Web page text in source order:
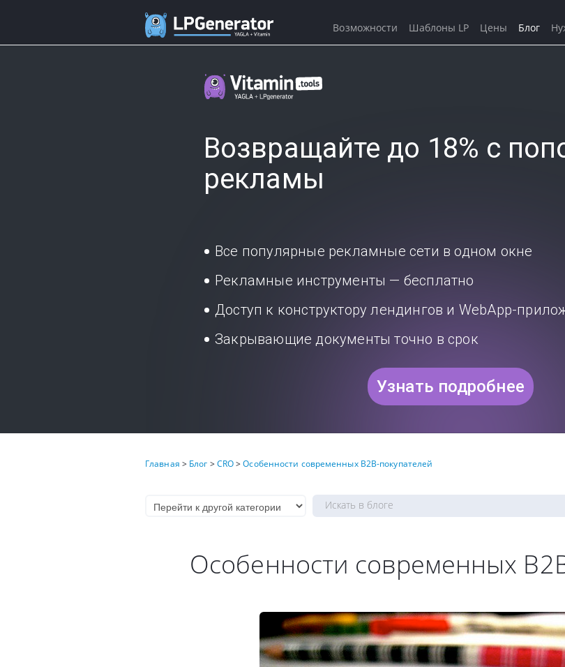
Возвращайте до 18% с
рекламы
Все популярные рекламные сети в одном окне
Рекламные инструменты — бесплатно
Доступ к конструктору лендингов и WebApp-
Закрывающие документы точно в срок
Узнать подробнее
Главная > Блог >CRO>Особенности современных B2B-покупателей
Особенности современных
Возможности Шаблоны LP Цены Блог